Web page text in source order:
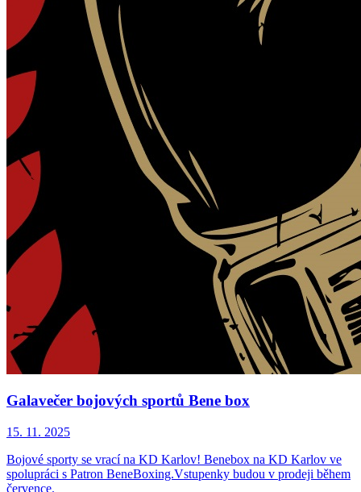
Galavečer bojových sportů Bene box
15. 11. 2025
Bojové sporty se vrací na KD Karlov! Benebox na KD Karlov ve
spolupráci s Patron BeneBoxing.Vstupenky budou v prodeji během
července.